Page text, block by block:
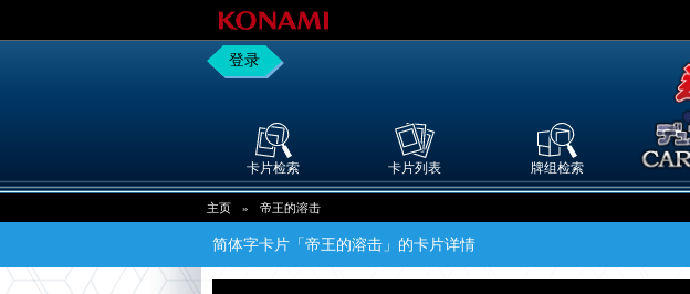
登录
卡片检索 卡片列表 牌组检索
主页 » 帝王的溶击
简体字卡片「帝王的溶击」的卡片详情